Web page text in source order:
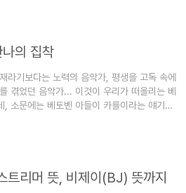
, 오라토리오, 오페레타, 칸타타의 차이 비교
의 집착
기보다는 노력의 음악가, 평생을 고독 속에
겪었던 음악가... 이것이 우리가 떠올리는 베
소문에는 베토벤 아들이 카를이라는 얘기도
시대 18세기​베토벤 아들이라는 소문​우리는
리머 뜻, 비제이(BJ) 뜻까지